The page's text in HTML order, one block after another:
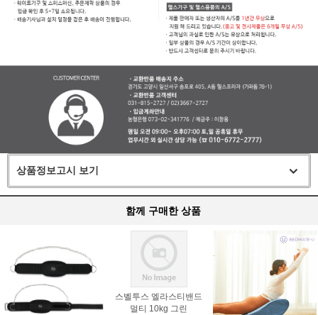
상품정보고시 보기
함께 구매한 상품
스벨투스 엘라스티밴드
멀티 10kg 그린